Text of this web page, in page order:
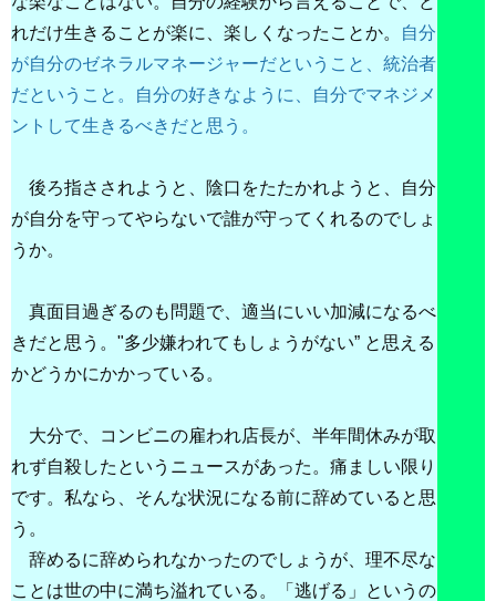
れだけ生きることが楽に、楽しくなったことか。
自分
が自分のゼネラルマネージャーだということ、統治者
だということ。自分の好きなように、自分でマネジメ
ントして生きるべきだと思う。
後ろ指さされようと、陰口をたたかれようと、自分
が自分を守ってやらないで誰が守ってくれるのでしょ
うか。
真面目過ぎるのも問題で、適当にいい加減になるべ
きだと思う。"多少嫌われてもしょうがない” と思える
かどうかにかかっている。
大分で、コンビニの雇われ店長が、半年間休みが取
れず自殺したというニュースがあった。痛ましい限り
です。私なら、そんな状況になる前に辞めていると思
う。
辞めるに辞められなかったのでしょうが、理不尽な
ことは世の中に満ち溢れている。「逃げる」というの